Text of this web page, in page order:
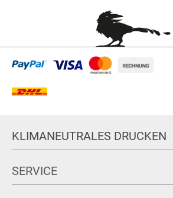
KLIMANEUTRALES DRUCKEN
SERVICE